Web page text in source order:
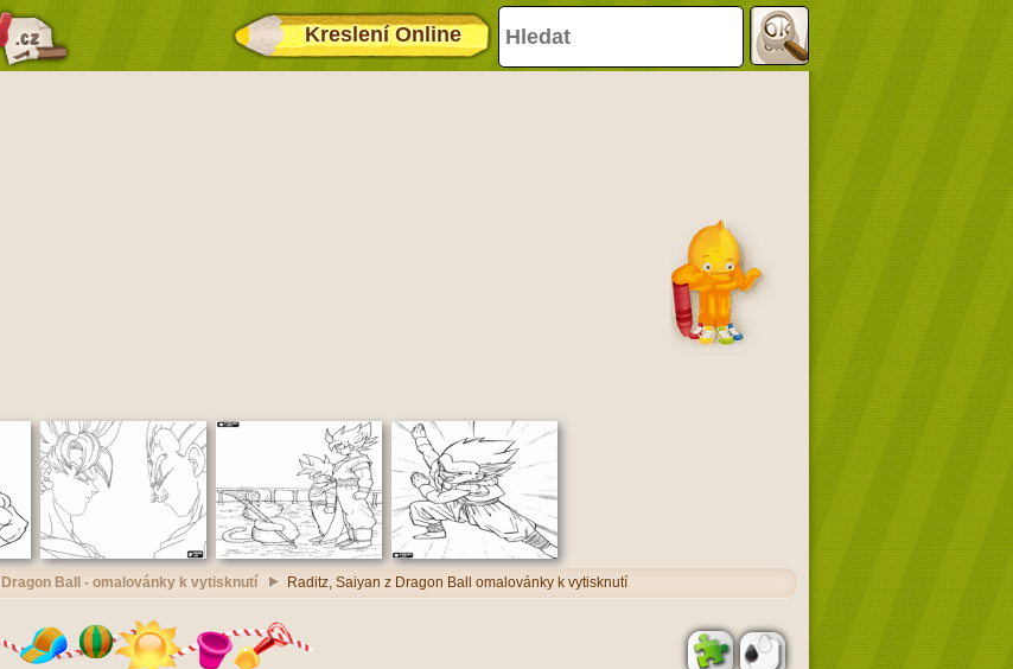
Kreslení Online
Dragon Ball - omalovánky k vytisknutí Raditz, Saiyan z Dragon Ball omalovánky k vytisknutí